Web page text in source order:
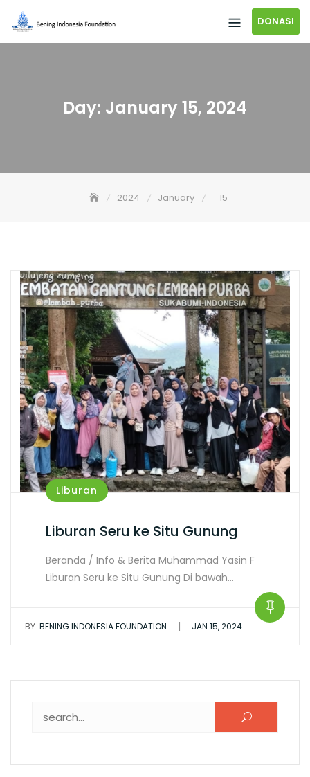
DONASI
Day: January 15, 2024
2024 January 15
Liburan
Liburan Seru ke Situ Gunung
Beranda / Info & Berita Muhammad Yasin F
Liburan Seru ke Situ Gunung Di bawah…
BY: BENING INDONESIA FOUNDATION | JAN 15, 2024